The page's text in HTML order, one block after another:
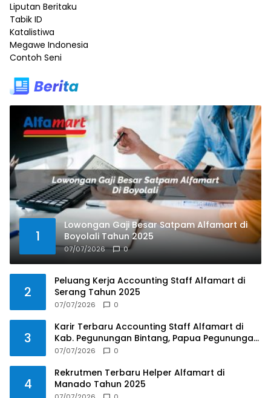
Liputan Beritaku
Tabik ID
Katalistiwa
Megawe Indonesia
Contoh Seni
1
Lowongan Gaji Besar Satpam Alfamart di
Boyolali Tahun 2025
07/07/2026 0
2
Peluang Kerja Accounting Staff Alfamart di
Serang Tahun 2025
07/07/2026 0
3
Karir Terbaru Accounting Staff Alfamart di
Kab. Pegunungan Bintang, Papua Pegunungan
Tahun 2025
07/07/2026 0
4
Rekrutmen Terbaru Helper Alfamart di
Manado Tahun 2025